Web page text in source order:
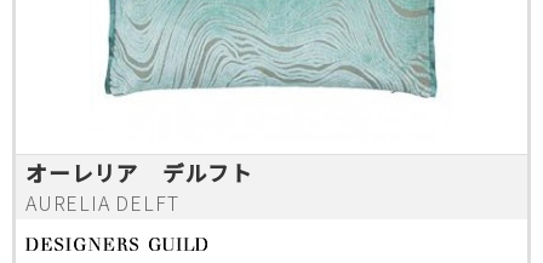
オーレリア デルフト
AURELIA DELFT